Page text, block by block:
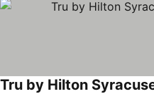
Tru by Hilton